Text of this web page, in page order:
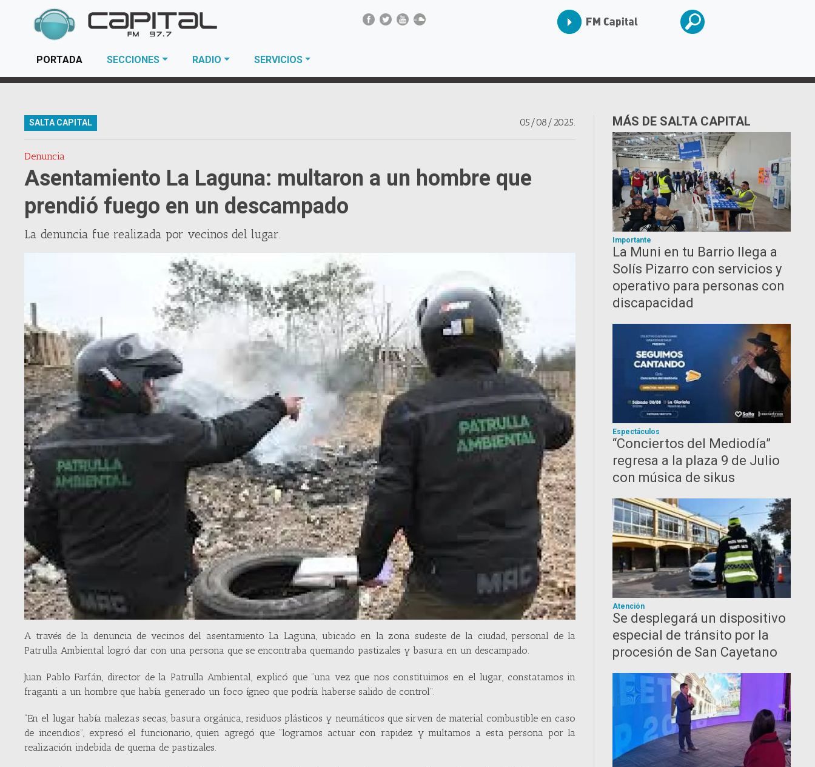
PORTADA(current)SECCIONES RADIO SERVICIOS
05/08/2025.
SALTA CAPITAL
Denuncia
Asentamiento La Laguna: multaron a un hombre que
prendió fuego en un descampado
La denuncia fue realizada por vecinos del lugar.
A través de la denuncia de vecinos del asentamiento La Laguna, ubicado en la zona sudeste de la ciudad, personal de la
Patrulla Ambiental logró dar con una persona que se encontraba quemando pastizales y basura en un descampado.
Juan Pablo Farfán, director de la Patrulla Ambiental, explicó que “una vez que nos constituimos en el lugar, constatamos in
fraganti a un hombre que había generado un foco ígneo que podría haberse salido de control”.
“En el lugar había malezas secas, basura orgánica, residuos plásticos y neumáticos que sirven de material combustible en caso
de incendios”, expresó el funcionario, quien agregó que “logramos actuar con rapidez y multamos a esta persona por la
realización indebida de quema de pastizales.
MÁS DE SALTA CAPITAL
Importante
La Muni en tu Barrio llega a
Solís Pizarro con servicios y
operativo para personas con
discapacidad
Espectáculos
“Conciertos del Mediodía”
regresa a la plaza 9 de Julio
con música de sikus
Atención
Se desplegará un dispositivo
especial de tránsito por la
procesión de San Cayetano